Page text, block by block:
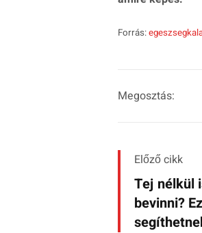
Forrás:
Megosztás:
Előző cikk
Tej nélkül
bevinni?